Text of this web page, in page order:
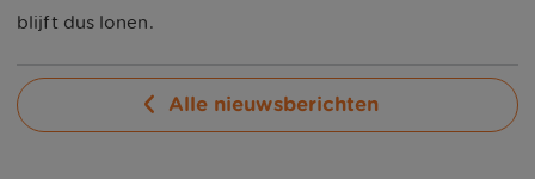
blijft dus lonen.
Alle nieuwsberichten